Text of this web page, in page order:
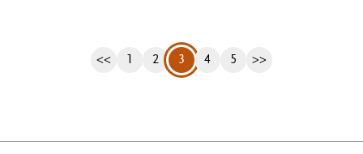
Vorige pagina
<< PaginaPagina
2 3 Pagina
4 Pagina
5 Volgende pagina
>>